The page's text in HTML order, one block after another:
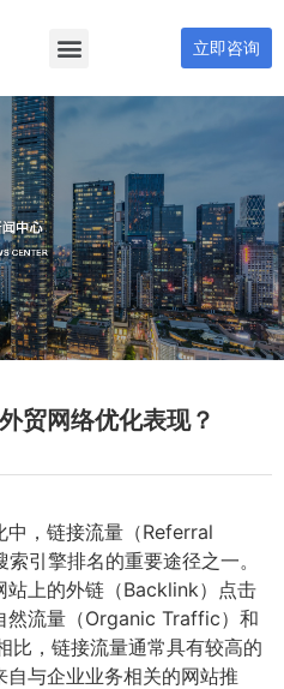
立即咨询
贸网络优化表现？
中，链接流量（Referral
引擎排名的重要途径之一。
站上的外链（Backlink）点击
然流量（Organic Traffic）和
，链接流量通常具有较高的
与企业业务相关的网站推